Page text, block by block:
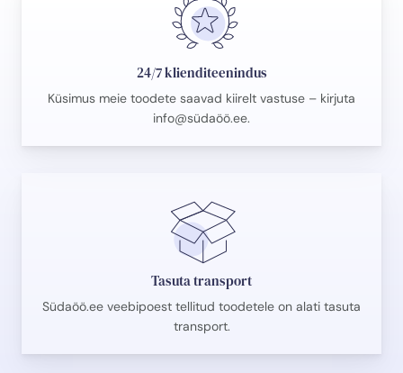
24/7 klienditeenindus
Küsimus meie toodete saavad kiirelt vastuse – kirjuta
info@südaöö.ee.
Tasuta transport
Südaöö.ee veebipoest tellitud toodetele on alati tasuta
transport.